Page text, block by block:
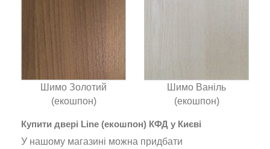
Шимо Золотий
(екошпон)
Шимо Ваніль
(екошпон)
Купити двері Line (екошпон) КФД у Києві
У нашому магазині можна придбати